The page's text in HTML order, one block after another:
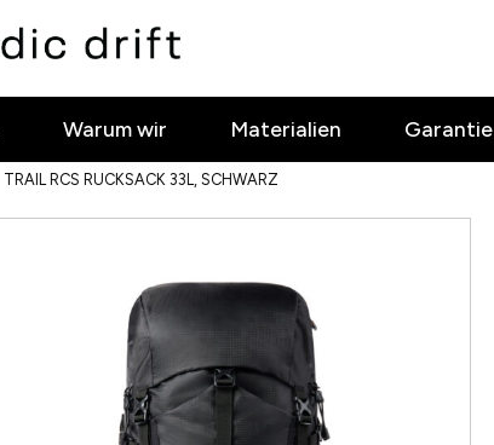
Warum wir Materialien Garantie
TRAIL RCS RUCKSACK 33L, SCHWARZ